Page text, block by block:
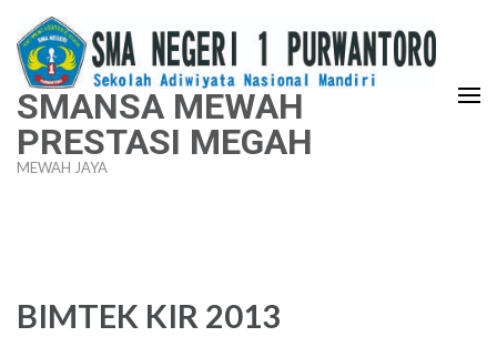
Lompat
ke
konten
(Tekan
Enter)
SMANSA MEWAH
PRESTASI MEGAH
MEWAH JAYA
BIMTEK KIR 2013